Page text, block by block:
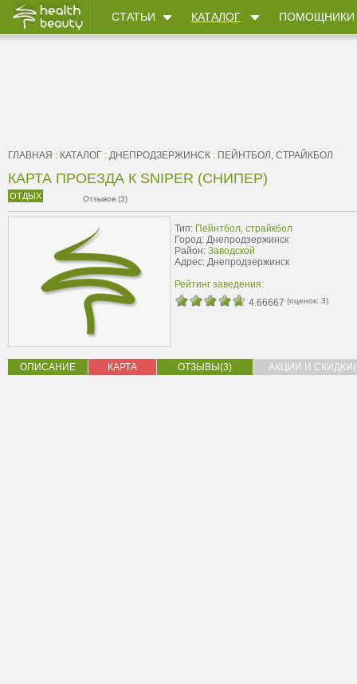
СТАТЬИ КАТАЛОГ ПОМОЩНИКИ
ГЛАВНАЯ : КАТАЛОГ : ДНЕПРОДЗЕРЖИНСК : ПЕЙНТБОЛ, СТРАЙКБОЛ
КАРТА ПРОЕЗДА К SNIPER (СНИПЕР)
ОТДЫХ Отзывов (3)
Тип: Пейнтбол, страйкбол
Город: Днепродзержинск
Район: Заводской
Адрес: Днепродзержинск
Рейтинг заведения:
4.66667 (оценок: 3)
ОПИСАНИЕ КАРТА ОТЗЫВЫ(3) АКЦИИ И